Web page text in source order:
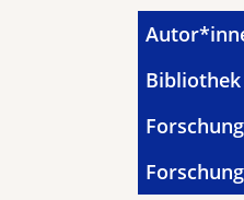
Bibliothek